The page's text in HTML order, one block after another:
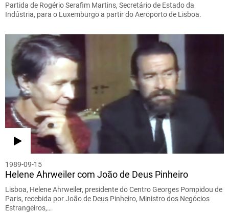
Partida de Rogério Serafim Martins, Secretário de Estado da
Indústria, para o Luxemburgo a partir do Aeroporto de Lisboa.
1989-09-15
Helene Ahrweiler com João de Deus Pinheiro
Lisboa, Helene Ahrweiler, presidente do Centro Georges Pompidou de
Paris, recebida por João de Deus Pinheiro, Ministro dos Negócios
Estrangeiros,…